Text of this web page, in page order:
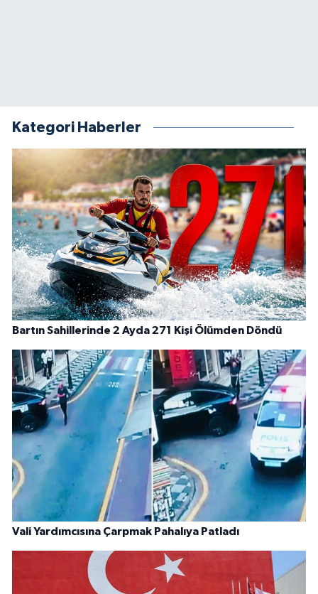
Kategori Haberler
Bartın Sahillerinde 2 Ayda 271 Kişi Ölümden Döndü
Vali Yardımcısına Çarpmak Pahalıya Patladı